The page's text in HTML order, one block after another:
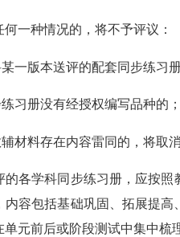
种情况的，将不予评议：
版本送评的配套同步练习册
册没有经授权编写品种的；
料存在内容雷同的，将取消
学科同步练习册，应按照教
内容包括基础巩固、拓展提
元前后或阶段测试中集中梳